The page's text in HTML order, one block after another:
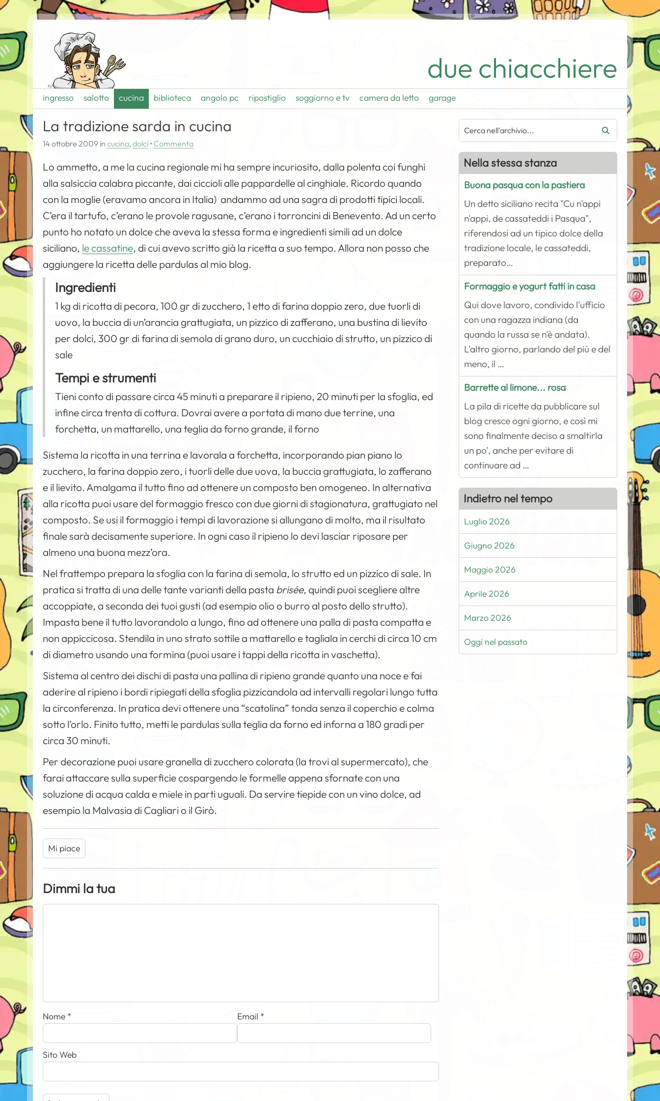
due chiacchiere
ingresso salotto cucina biblioteca angolo pc ripostiglio soggiorno e tv camera da letto garage
La tradizione sarda in cucina
14 ottobre 2009 incucina,dolci • Commenta
Lo ammetto, a me la cucina regionale mi ha sempre incuriosito, dalla polenta coi funghi
alla salsiccia calabra piccante, dai ciccioli alle pappardelle al cinghiale. Ricordo quando
con la moglie (eravamo ancora in Italia) andammo ad una sagra di prodotti tipici locali.
C’era il tartufo, c’erano le provole ragusane, c’erano i torroncini di Benevento. Ad un certo
punto ho notato un dolce che aveva la stessa forma e ingredienti simili ad un dolce
siciliano, le cassatine, di cui avevo scritto già la ricetta a suo tempo. Allora non posso che
aggiungere la ricetta delle pardulas al mio blog.
Ingredienti
1 kg di ricotta di pecora, 100 gr di zucchero, 1 etto di farina doppio zero, due tuorli di
uovo, la buccia di un’arancia grattugiata, un pizzico di zafferano, una bustina di lievito
per dolci, 300 gr di farina di semola di grano duro, un cucchiaio di strutto, un pizzico di
sale
Tempi e strumenti
Tieni conto di passare circa 45 minuti a preparare il ripieno, 20 minuti per la sfoglia, ed
infine circa trenta di cottura. Dovrai avere a portata di mano due terrine, una
forchetta, un mattarello, una teglia da forno grande, il forno
Sistema la ricotta in una terrina e lavorala a forchetta, incorporando pian piano lo
zucchero, la farina doppio zero, i tuorli delle due uova, la buccia grattugiata, lo zafferano
e il lievito. Amalgama il tutto fino ad ottenere un composto ben omogeneo. In alternativa
alla ricotta puoi usare del formaggio fresco con due giorni di stagionatura, grattugiato nel
composto. Se usi il formaggio i tempi di lavorazione si allungano di molto, ma il risultato
finale sarà decisamente superiore. In ogni caso il ripieno lo devi lasciar riposare per
almeno una buona mezz’ora.
Nel frattempo prepara la sfoglia con la farina di semola, lo strutto ed un pizzico di sale. In
pratica si tratta di una delle tante varianti della pasta brisée, quindi puoi scegliere altre
accoppiate, a seconda dei tuoi gusti (ad esempio olio o burro al posto dello strutto).
Impasta bene il tutto lavorandolo a lungo, fino ad ottenere una palla di pasta compatta e
non appiccicosa. Stendila in uno strato sottile a mattarello e tagliala in cerchi di circa 10 cm
di diametro usando una formina (puoi usare i tappi della ricotta in vaschetta).
Sistema al centro dei dischi di pasta una pallina di ripieno grande quanto una noce e fai
aderire al ripieno i bordi ripiegati della sfoglia pizzicandola ad intervalli regolari lungo tutta
la circonferenza. In pratica devi ottenere una “scatolina” tonda senza il coperchio e colma
sotto l’orlo. Finito tutto, metti le pardulas sulla teglia da forno ed inforna a 180 gradi per
circa 30 minuti.
Per decorazione puoi usare granella di zucchero colorata (la trovi al supermercato), che
farai attaccare sulla superficie cospargendo le formelle appena sfornate con una
soluzione di acqua calda e miele in parti uguali. Da servire tiepide con un vino dolce, ad
esempio la Malvasia di Cagliari o il Girò.
Mi piace
Dimmi la tua
Nome * Email *
Sito Web
Nella stessa stanza
Buona pasqua con la pastiera
Un detto siciliano recita "Cu n'appi
n'appi, de cassateddi i Pasqua",
riferendosi ad un tipico dolce della
tradizione locale, le cassateddi,
preparato…
Formaggio e yogurt fatti in casa
Qui dove lavoro, condivido l'ufficio
con una ragazza indiana (da
quando la russa se n'è andata).
L'altro giorno, parlando del più e del
meno, il …
Barrette al limone... rosa
La pila di ricette da pubblicare sul
blog cresce ogni giorno, e così mi
sono finalmente deciso a smaltirla
un po', anche per evitare di
continuare ad …
Indietro nel tempo
Luglio 2026
Giugno 2026
Maggio 2026
Aprile 2026
Marzo 2026
Oggi nel passato